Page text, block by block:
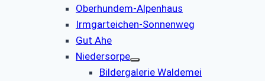
Oberhundem-Alpenhaus
Irmgarteichen-Sonnenweg
Gut Ahe
Niedersorpe
Bildergalerie Waldemei